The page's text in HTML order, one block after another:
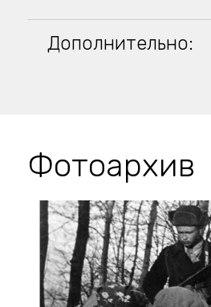
Дополнительно:
Фотоархив